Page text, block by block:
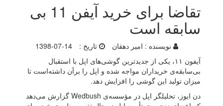
تقاضا برای خرید آیفن 11 بی
سابقه است
نویسنده : امیر دهقان تاریخ :
1398-07-14
آیفون ۱۱، یکی از جدیدترین گوشی‌های اپل با استقبال
بی‌سابقه‌ی خریداران مواجه شده و اپل را برآن داشته‌است تا
میزان تولید این گوشی را افزایش دهد.
دن ایوز، تحلیلگر اپل در مؤسسه‌ی Wedbush گزارش می‌دهد